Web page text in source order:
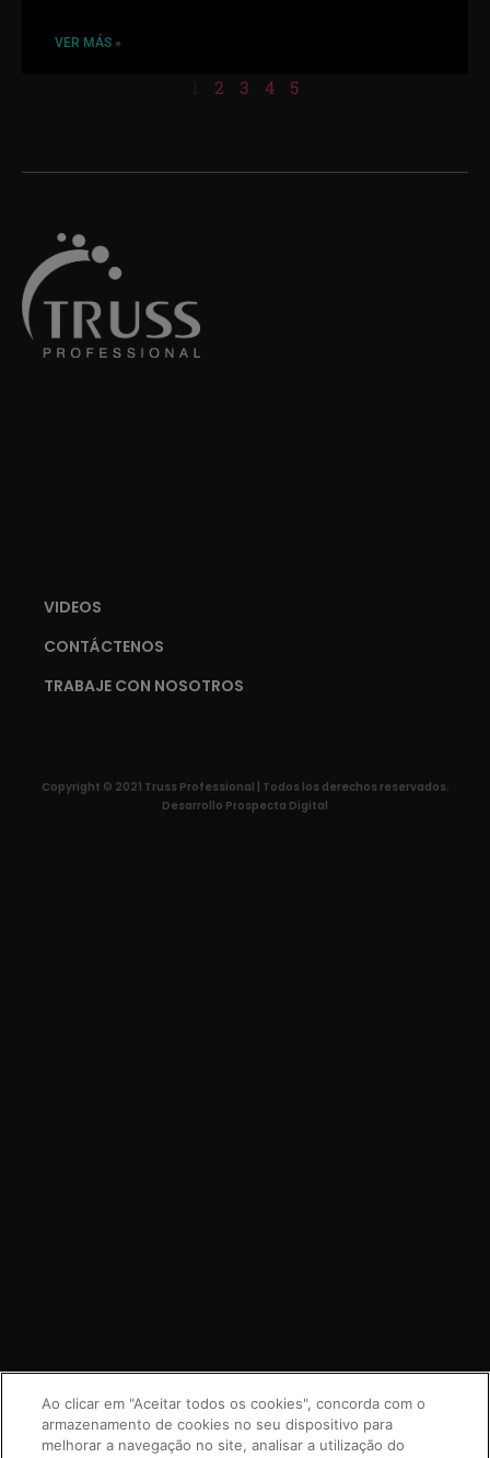
VER MÁS »
2 3 4 5
VIDEOS
CONTÁCTENOS
TRABAJE CON NOSOTROS
Copyright © 2021 Truss Professional | Todos los derechos reservados.
Desarrollo Prospecta Digital
Ao clicar em "Aceitar todos os cookies", concorda com o
armazenamento de cookies no seu dispositivo para
melhorar a navegação no site, analisar a utilização do